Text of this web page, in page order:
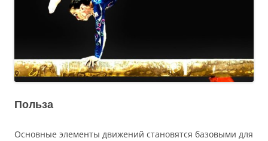
Польза
Основные элементы движений становятся базовыми для